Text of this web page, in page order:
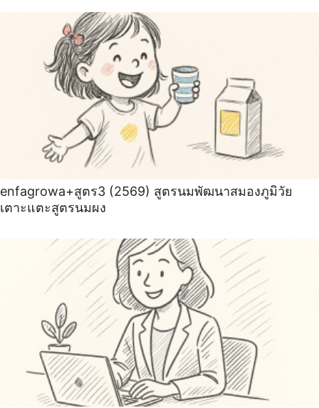
enfagrowa+สูตร3 (2569) สูตรนมพัฒนาสมองภูมิวัย
เตาะแตะสูตรนมผง